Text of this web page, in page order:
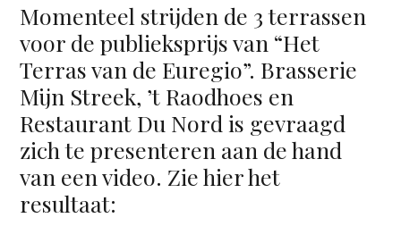
Momenteel strijden de 3 terrassen
voor de publieksprijs van “Het
Terras van de Euregio”. Brasserie
Mijn Streek, ’t Raodhoes en
Restaurant Du Nord is gevraagd
zich te presenteren aan de hand
van een video. Zie hier het
resultaat: